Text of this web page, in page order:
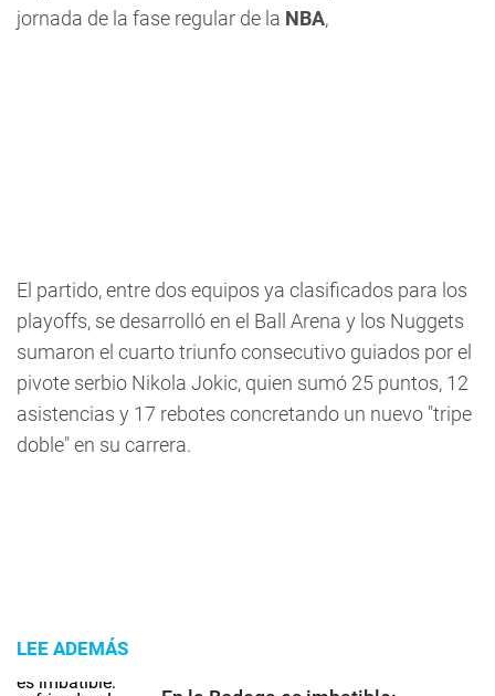
jornada de la fase regular de la NBA,
El partido, entre dos equipos ya clasificados para los
playoffs, se desarrolló en el Ball Arena y los Nuggets
sumaron el cuarto triunfo consecutivo guiados por el
pivote serbio Nikola Jokic, quien sumó 25 puntos, 12
asistencias y 17 rebotes concretando un nuevo "tripe
doble" en su carrera.
LEE ADEMÁS